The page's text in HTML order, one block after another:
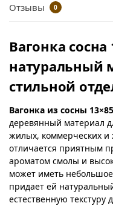
Отзывы 0
Вагонка
натуральный
стильной
Вагонка из сосны
деревянный материал
жилых, коммерческих
отличается приятным
ароматом смолы и
может иметь небольшое
придает ей
естественную текстуру